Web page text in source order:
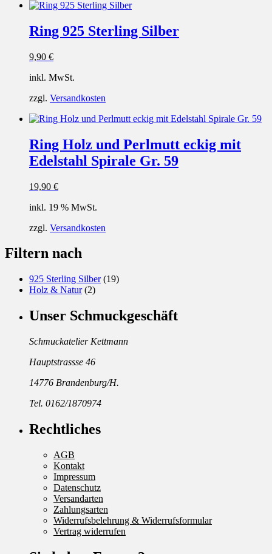
Ring 925 Sterling Silber
9,90 €
inkl. MwSt.
zzgl. Versandkosten
Ring Holz und Perlmutt eckig mit
Edelstahl Spirale Gr. 59
19,90 €
inkl. 19 % MwSt.
zzgl. Versandkosten
Filtern nach
925 Sterling Silber (19)
Holz & Natur (2)
Unser Schmuckgeschäft
Schmuckatelier Kettmann
Hauptstrassse 46
14776 Brandenburg/H.
Tel. 0162/1870974
Rechtliches
AGB
Kontakt
Impressum
Datenschutz
Versandarten
Zahlungsarten
Widerrufsbelehrung & Widerrufsformular
Vertrag widerrufen